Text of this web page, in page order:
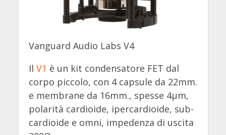
Vanguard Audio Labs V4
Il V1 è un kit condensatore FET dal
corpo piccolo, con 4 capsule da 22mm.
e membrane da 16mm., spesse 4µm,
polarità cardioide, ipercardioide, sub-
cardioide e omni, impedenza di uscita